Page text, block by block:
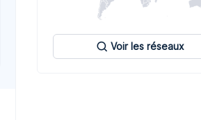
Voir les réseaux